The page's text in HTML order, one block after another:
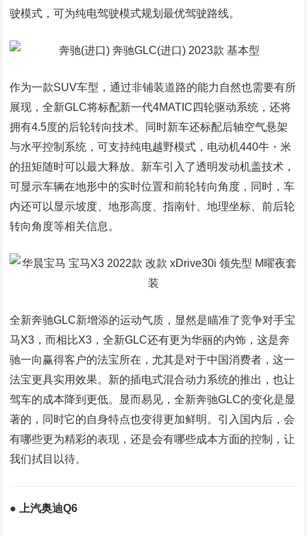
驶模式，可为纯电驾驶模式规划最优驾驶路线。
作为一款SUV车型，通过非铺装道路的能力自然也需要有所
展现，全新GLC将标配新一代4MATIC四轮驱动系统，还将
拥有4.5度的后轮转向技术。同时新车还标配后轴空气悬架
与水平控制系统，可支持纯电越野模式，电动机440牛・米
的扭矩随时可以最大释放。新车引入了透明发动机盖技术，
可显示车辆在地形中的实时位置和前轮转向角度，同时，车
内还可以显示坡度、地形高度、指南针、地理坐标、前后轮
转向角度等相关信息。
全新奔驰GLC新增添的运动气质，显然是瞄准了竞争对手宝
马X3，而相比X3，全新GLC还有更为华丽的内饰，这是奔
驰一向赢得客户的法宝所在，尤其是对于中国消费者，这一
法宝更具实用效果。新的插电式混合动力系统的推出，也让
驾车的成本降到更低。显而易见，全新奔驰GLC的变化是显
著的，同时它的自身特点也变得更加鲜明。引入国内后，会
有哪些更为精彩的表现，还是会有哪些成本方面的控制，让
我们拭目以待。
● 上汽奥迪Q6